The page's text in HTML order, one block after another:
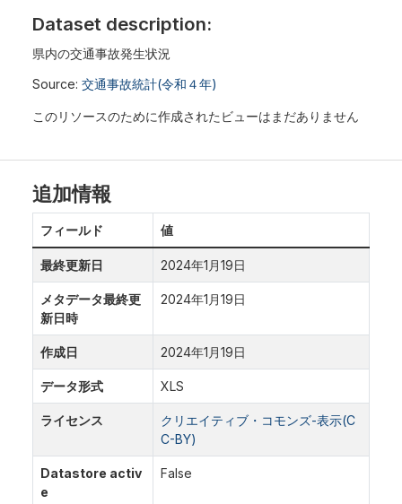
Dataset description:
県内の交通事故発生状況
Source: 交通事故統計(令和４年)
このリソースのために作成されたビューはまだありません
追加情報
フィールド 値
最終更新日 2024年1月19日
メタデータ最終更
新日時
2024年1月19日
作成日 2024年1月19日
データ形式 XLS
ライセンス
クリエイティブ・コモンズ-表示(C
C-BY)
Datastore activ
e
False